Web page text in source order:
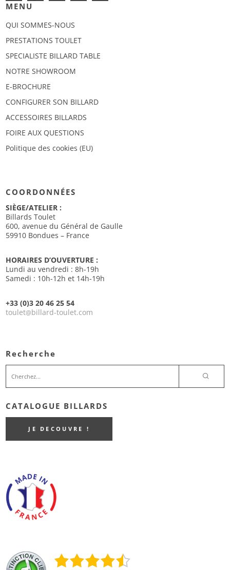
MENU
QUI SOMMES-NOUS
PRESTATIONS TOULET
SPECIALISTE BILLARD TABLE
NOTRE SHOWROOM
E-BROCHURE
CONFIGURER SON BILLARD
ACCESSOIRES BILLARDS
FOIRE AUX QUESTIONS
Politique des cookies (EU)
COORDONNÉES
SIÈGE/ATELIER :
Billards Toulet
600, avenue du Général de Gaulle
59910 Bondues – France
HORAIRES D’OUVERTURE :
Lundi au vendredi : 8h-19h
Samedi : 10h-12h et 14h-19h
+33 (0)3 20 46 25 54
toulet@billard-toulet.com
Recherche
CATALOGUE BILLARDS
JE DECOUVRE !